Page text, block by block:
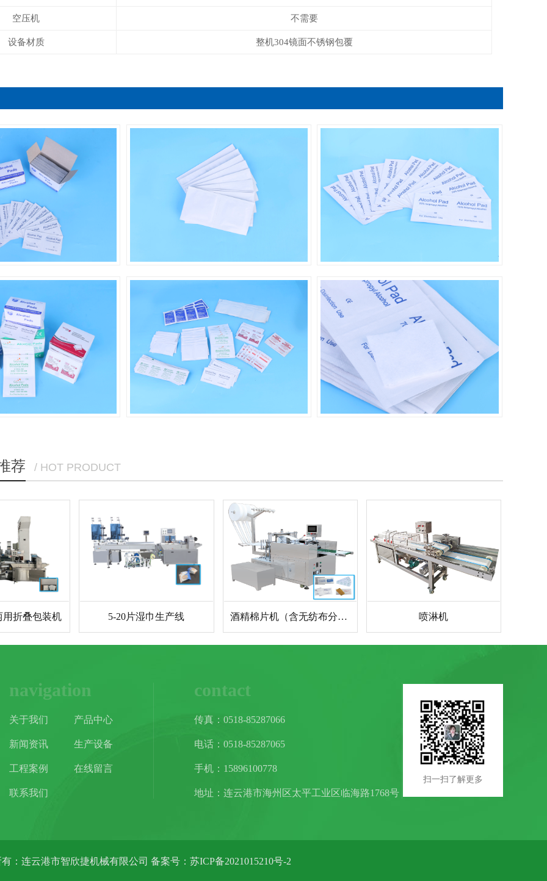
空压机 不需要
设备材质 整机304镜面不锈钢包覆
荐 / HOT PRODUCT
折叠包装机 5-20片湿巾生产线 酒精棉片机（含无纺布分条功能） 喷淋机
扫一扫了解更多
navigation
关于我们 产品中心
新闻资讯 生产设备
工程案例 在线留言
联系我们
contact
传真：0518-85287066
电话：0518-85287065
手机：15896100778
地址：连云港市海州区太平工业区临海路1768号
：连云港市智欣捷机械有限公司 备案号： 苏ICP备2021015210号-2